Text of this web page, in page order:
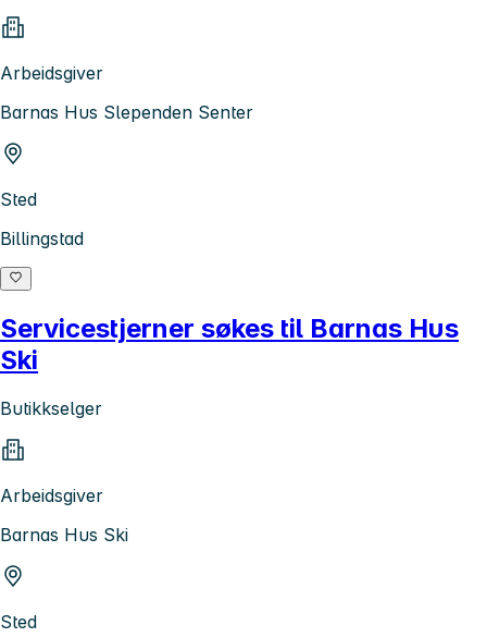
Arbeidsgiver
Barnas Hus Slependen Senter
Sted
Billingstad
Servicestjerner søkes til Barnas Hus
Ski
Butikkselger
Arbeidsgiver
Barnas Hus Ski
Sted